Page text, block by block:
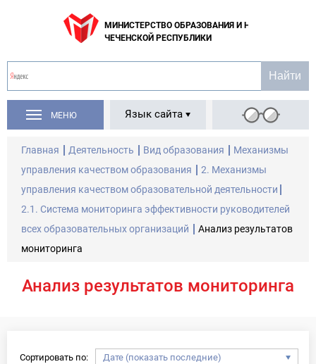
МИНИСТЕРСТВО ОБРАЗОВАНИЯ И НАУКИ
ЧЕЧЕНСКОЙ РЕСПУБЛИКИ
МЕНЮ Язык сайта
Главная Деятельность Вид образования
Механизмы
управления качеством образования
2. Механизмы
управления качеством образовательной деятельности
2.1. Система мониторинга эффективности руководителей
всех образовательных организаций
Анализ результатов
мониторинга
Анализ результатов мониторинга
Сортировать по: